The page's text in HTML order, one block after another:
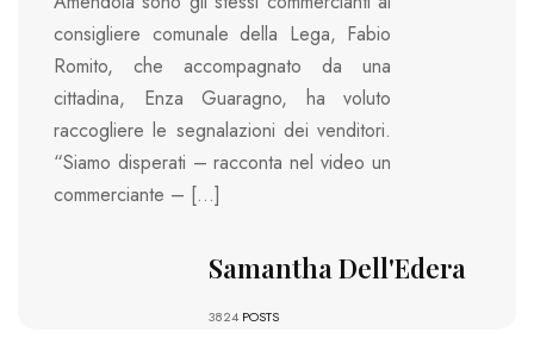
consigliere comunale della Lega, Fabio
Romito, che accompagnato da una
cittadina, Enza Guaragno, ha voluto
raccogliere le segnalazioni dei venditori.
“Siamo disperati – racconta nel video un
commerciante – […]
Samantha Dell'Edera
3824 POSTS